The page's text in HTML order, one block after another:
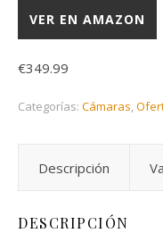
VER EN AMAZON
€349.99
Categorías: Cámaras,
Descripción
DESCRIPCIÓN